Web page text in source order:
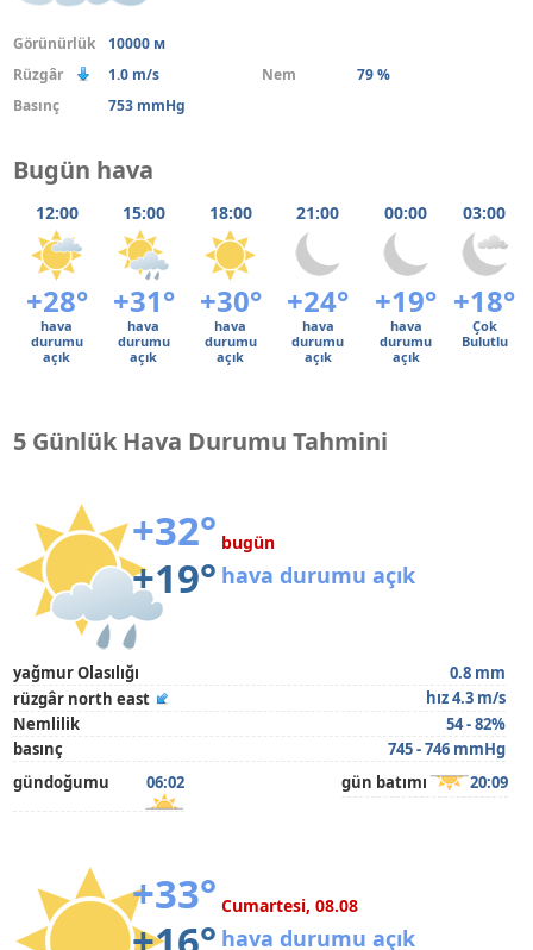
Görünürlük
10000 м
Rüzgâr
1.0 m/s Nem
79 %
Basınç
753 mmHg
Bugün hava
12:00 15:00 18:00 21:00 00:00 03:00
+28° +31° +30° +24° +19° +18°
hava
durumu
açık
hava
durumu
açık
hava
durumu
açık
hava
durumu
açık
hava
durumu
açık
Çok
Bulutlu
5 Günlük Hava Durumu Tahmini
+32°
+19°
bugün
hava durumu açık
yağmur Olasılığı
0.8 mm
rüzgâr north east
hız 4.3 m/s
Nemlilik
54 - 82%
basınç
745 - 746 mmHg
gündoğumu
06:02 gün batımı 20:09
+33° Cumartesi, 08.08
hava durumu açık